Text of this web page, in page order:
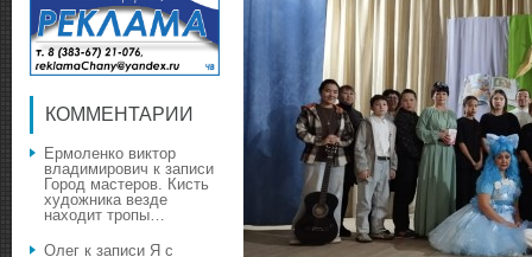
КОММЕНТАРИИ
Ермоленко виктор
владимирович к записи
Город мастеров. Кисть
художника везде
находит тропы…
Олег к записи Я с